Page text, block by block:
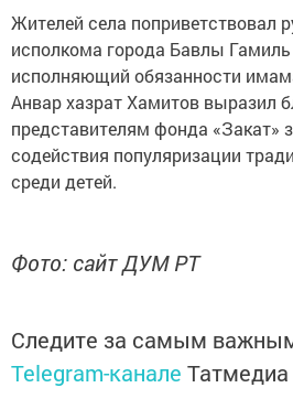
Жителей села поприветствовал
исполкома города Бавлы
исполняющий обязанности
Анвар хазрат Хамитов выразил
представителям фонда «Закат»
содействия популяризации
среди детей.
Фото: сайт ДУМ РТ
Следите за самым
Telegram-канале Татмедиа